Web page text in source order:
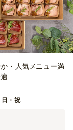
・人気メニュー満
日・祝